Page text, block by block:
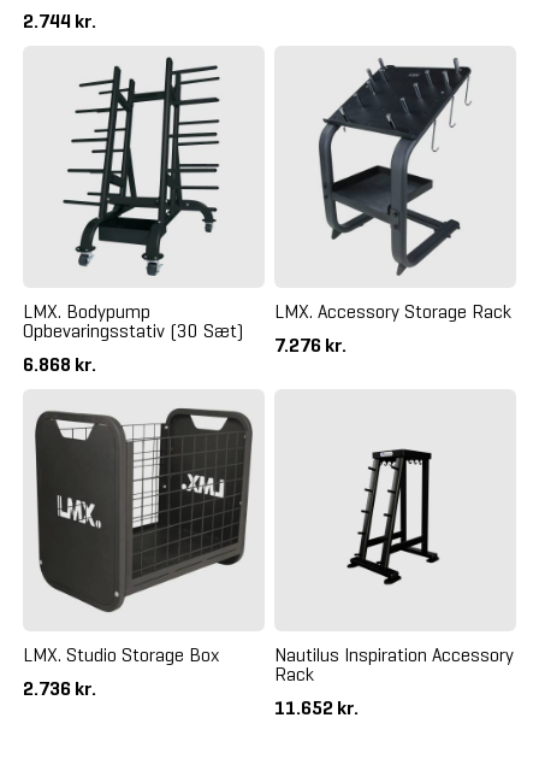
2.744 kr.
LMX. Bodypump
Opbevaringsstativ (30 Sæt)
6.868 kr.
LMX. Accessory Storage Rack
7.276 kr.
LMX. Studio Storage Box
2.736 kr.
Nautilus Inspiration Accessory
Rack
11.652 kr.